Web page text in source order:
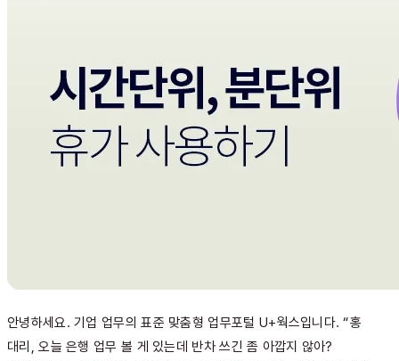
안녕하세요. 기업 업무의 표준 맞춤형 업무포털 U+웍스입니다. “홍
대리, 오늘 은행 업무 볼 게 있는데 반차 쓰긴 좀 아깝지 않아?